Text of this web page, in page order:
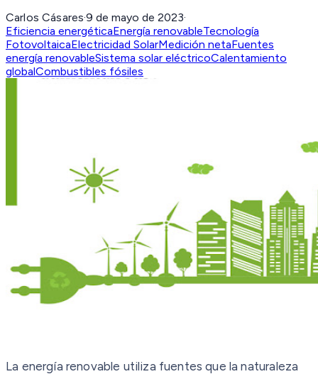
Carlos Cásares·9 de mayo de 2023·
Eficiencia energéticaEnergía renovableTecnología
FotovoltaicaElectricidad SolarMedición netaFuentes
energía renovableSistema solar eléctricoCalentamiento
globalCombustibles fósiles
La energía renovable utiliza fuentes que la naturaleza